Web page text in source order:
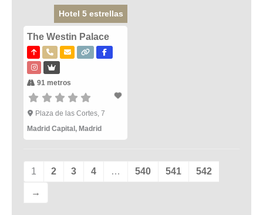
Hotel 5 estrellas
The Westin Palace
91 metros
Plaza de las Cortes, 7
Madrid Capital, Madrid
1 2 3 4 … 540 541 542
→